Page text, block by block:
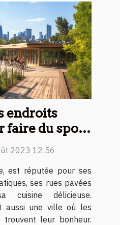
endroits
faire du sport
2023 12:56
est réputée pour ses
ses rues pavées
cuisine délicieuse.
aussi une ville où les
trouvent leur bonheur.